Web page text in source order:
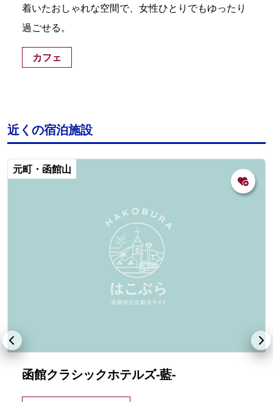
着いたおしゃれな空間で、女性ひとりでもゆったり
過ごせる。
カフェ
近くの宿泊施設
元町・函館山
函館クラシックホテルズ-藍-